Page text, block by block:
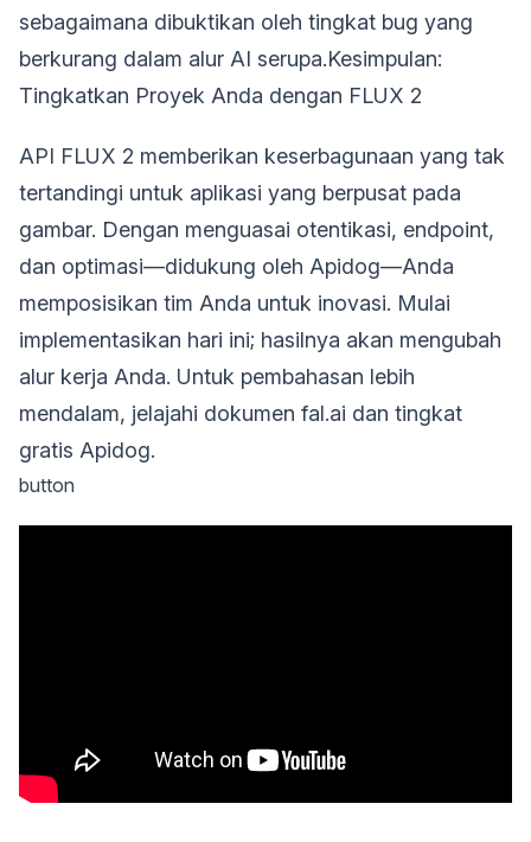
sebagaimana dibuktikan oleh tingkat bug yang
berkurang dalam alur AI serupa.Kesimpulan:
Tingkatkan Proyek Anda dengan FLUX 2
API FLUX 2 memberikan keserbagunaan yang tak
tertandingi untuk aplikasi yang berpusat pada
gambar. Dengan menguasai otentikasi, endpoint,
dan optimasi—didukung oleh Apidog—Anda
memposisikan tim Anda untuk inovasi. Mulai
implementasikan hari ini; hasilnya akan mengubah
alur kerja Anda. Untuk pembahasan lebih
mendalam, jelajahi dokumen fal.ai dan tingkat
gratis Apidog.
button